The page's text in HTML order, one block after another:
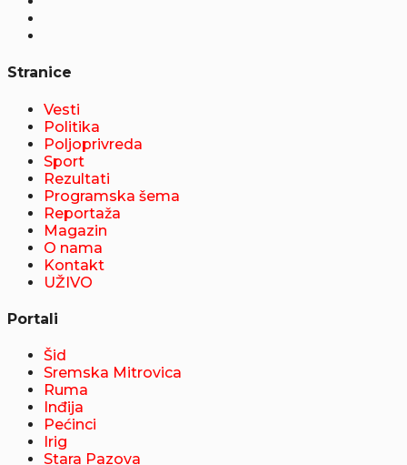
Stranice
Vesti
Politika
Poljoprivreda
Sport
Rezultati
Programska šema
Reportaža
Magazin
O nama
Kontakt
UŽIVO
Portali
Šid
Sremska Mitrovica
Ruma
Inđija
Pećinci
Irig
Stara Pazova